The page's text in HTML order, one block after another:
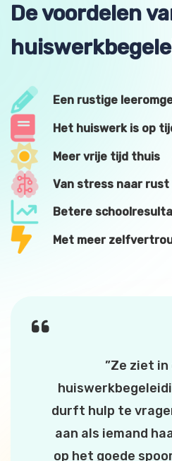
De voordelen
Een rustige
Het huiswerk is op
Meer vrije tijd thuis
Van stress naar rust
Betere
Met meer
”Ze ziet
durft hulp te
aan als iemand
op het goede